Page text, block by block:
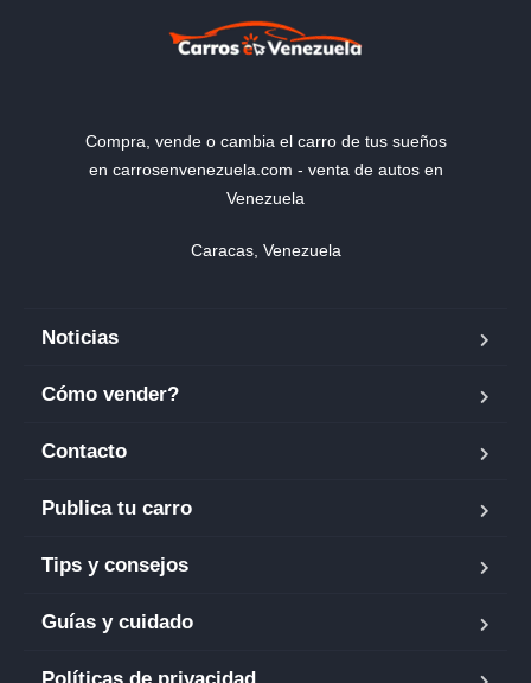
Compra, vende o cambia el carro de tus sueños
en carrosenvenezuela.com - venta de autos en
Venezuela
Caracas, Venezuela
Noticias
Cómo vender?
Contacto
Publica tu carro
Tips y consejos
Guías y cuidado